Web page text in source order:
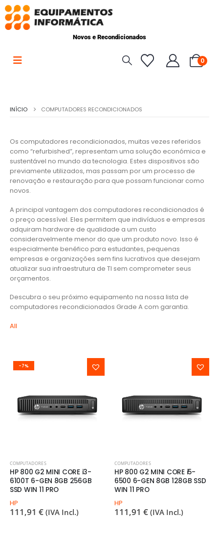
Novos e Recondicionados
0
INÍCIO COMPUTADORES RECONDICIONADOS
Os computadores recondicionados, muitas vezes referidos
como “refurbished”, representam uma solução económica e
sustentável no mundo da tecnologia. Estes dispositivos são
previamente utilizados, mas passam por um processo de
renovação e restauração para que possam funcionar como
novos.
A principal vantagem dos computadores recondicionados é
o preço acessível. Eles permitem que indivíduos e empresas
adquiram hardware de qualidade a um custo
consideravelmente menor do que um produto novo. Isso é
especialmente benéfico para estudantes, pequenas
empresas e organizações sem fins lucrativos que desejam
atualizar sua infraestrutura de TI sem comprometer seus
orçamentos.
Descubra o seu próximo equipamento na nossa lista de
computadores recondicionados Grade A com garantia.
All
-7%
COMPUTADORES
HP 800 G2 MINI CORE i3-
6100T 6-GEN 8GB 256GB
SSD WIN 11 PRO
HP
111,91 € (IVA Incl.)
COMPUTADORES
HP 800 G2 MINI CORE i5-
6500 6-GEN 8GB 128GB SSD
WIN 11 PRO
HP
111,91 € (IVA Incl.)